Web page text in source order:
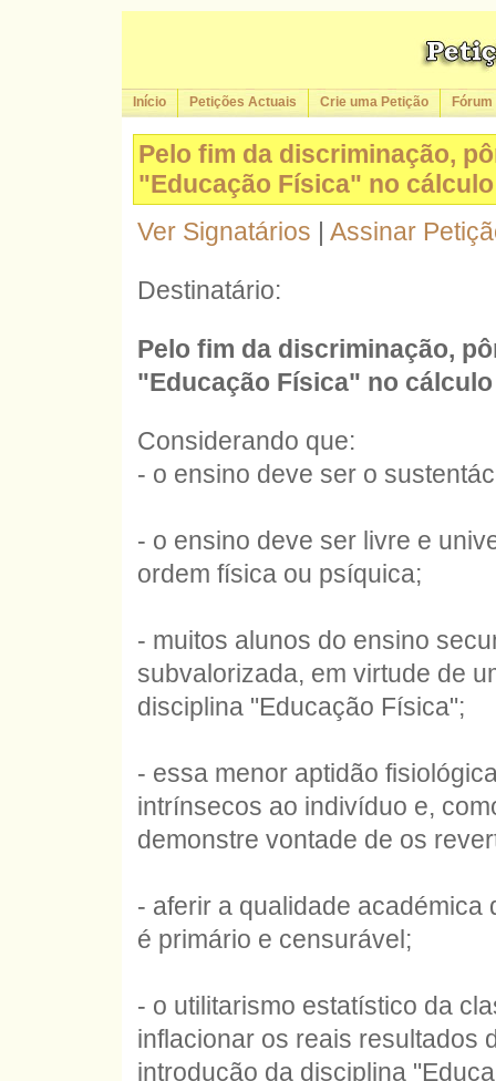
Início Petições Actuais Crie uma Petição Fórum
Pelo fim da discriminação,
"Educação Física" no
Ver Signatários | Assinar
Destinatário:
Pelo fim da discriminação,
"Educação Física" no
Considerando que:
- o ensino deve ser o
- o ensino deve ser livre e
ordem física ou psíquica;
- muitos alunos do ensino
subvalorizada, em virtude de
disciplina "Educação Física";
- essa menor aptidão
intrínsecos ao indivíduo e,
demonstre vontade de os
- aferir a qualidade
é primário e censurável;
- o utilitarismo estatístico da
inflacionar os reais resultados
introdução da disciplina